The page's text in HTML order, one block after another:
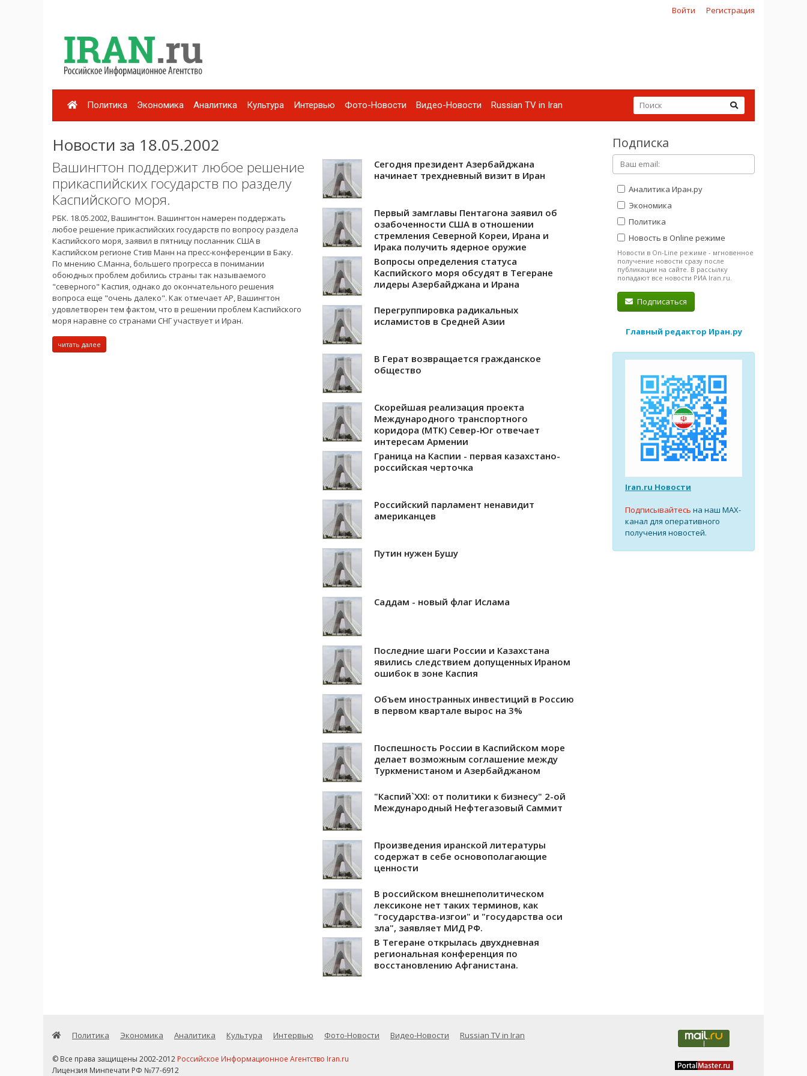
Войти Регистрация
Политика Экономика Аналитика Культура Интервью Фото-Новости Видео-Новости Russian TV in Iran
Новости за 18.05.2002
Вашингтон поддержит любое решение
прикаспийских государств по разделу
Каспийского моря.
РБК. 18.05.2002, Вашингтон. Вашингтон намерен поддержать
любое решение прикаспийских государств по вопросу раздела
Каспийского моря, заявил в пятницу посланник США в
Каспийском регионе Стив Манн на пресс-конференции в Баку.
По мнению С.Манна, большего прогресса в понимании
обоюдных проблем добились страны так называемого
"северного" Каспия, однако до окончательного решения
вопроса еще "очень далеко". Как отмечает АР, Вашингтон
удовлетворен тем фактом, что в решении проблем Каспийского
моря наравне со странами СНГ участвует и Иран.
читать далее
Сегодня президент Азербайджана
начинает трехдневный визит в Иран
Первый замглавы Пентагона заявил об
озабоченности США в отношении
стремления Северной Кореи, Ирана и
Ирака получить ядерное оружие
Вопросы определения статуса
Каспийского моря обсудят в Тегеране
лидеры Азербайджана и Ирана
Перегруппировка радикальных
исламистов в Средней Азии
В Герат возвращается гражданское
общество
Скорейшая реализация проекта
Международного транспортного
коридора (МТК) Север-Юг отвечает
интересам Армении
Граница на Каспии - первая казахстано-
российская черточка
Российский парламент ненавидит
американцев
Путин нужен Бушу
Саддам - новый флаг Ислама
Последние шаги России и Казахстана
явились следствием допущенных Ираном
ошибок в зоне Каспия
Объем иностранных инвестиций в Россию
в первом квартале вырос на 3%
Поспешность России в Каспийском море
делает возможным соглашение между
Туркменистаном и Азербайджаном
"Каспий`XXI: от политики к бизнесу" 2-ой
Международный Нефтегазовый Саммит
Произведения иранской литературы
содержат в себе основополагающие
ценности
В российском внешнеполитическом
лексиконе нет таких терминов, как
"государства-изгои" и "государства оси
зла", заявляет МИД РФ.
В Тегеране открылась двухдневная
региональная конференция по
восстановлению Афганистана.
Подписка
Аналитика Иран.ру
Экономика
Политика
Новость в Online режиме
Новости в On-Line режиме - мгновенное
получение новости сразу после
публикации на сайте. В рассылку
попадают все новости РИА Iran.ru.
Подписаться
Главный редактор Иран.ру
Iran.ru Новости
Подписывайтесь на наш MAX-
канал для оперативного
получения новостей.
Политика Экономика Аналитика Культура Интервью Фото-Новости Видео-Новости Russian TV in Iran
© Все права защищены 2002-2012 Российское Информационное Агентство Iran.ru
Лицензия Минпечати РФ №77-6912